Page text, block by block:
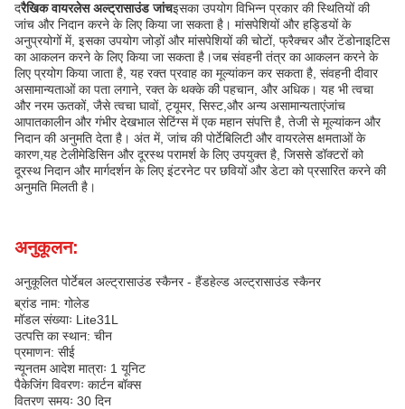
दरैखिक वायरलेस अल्ट्रासाउंड जांचइसका उपयोग विभिन्न प्रकार की स्थितियों की
जांच और निदान करने के लिए किया जा सकता है। मांसपेशियों और हड्डियों के
अनुप्रयोगों में, इसका उपयोग जोड़ों और मांसपेशियों की चोटों, फ्रैक्चर और टेंडोनाइटिस
का आकलन करने के लिए किया जा सकता है।जब संवहनी तंत्र का आकलन करने के
लिए प्रयोग किया जाता है, यह रक्त प्रवाह का मूल्यांकन कर सकता है, संवहनी दीवार
असामान्यताओं का पता लगाने, रक्त के थक्के की पहचान, और अधिक। यह भी त्वचा
और नरम ऊतकों, जैसे त्वचा घावों, ट्यूमर, सिस्ट,और अन्य असामान्यताएंजांच
आपातकालीन और गंभीर देखभाल सेटिंग्स में एक महान संपत्ति है, तेजी से मूल्यांकन और
निदान की अनुमति देता है। अंत में, जांच की पोर्टेबिलिटी और वायरलेस क्षमताओं के
कारण,यह टेलीमेडिसिन और दूरस्थ परामर्श के लिए उपयुक्त है, जिससे डॉक्टरों को
दूरस्थ निदान और मार्गदर्शन के लिए इंटरनेट पर छवियों और डेटा को प्रसारित करने की
अनुमति मिलती है।
अनुकूलन:
अनुकूलित पोर्टेबल अल्ट्रासाउंड स्कैनर - हैंडहेल्ड अल्ट्रासाउंड स्कैनर
ब्रांड नाम: गोलेड
मॉडल संख्याः Lite31L
उत्पत्ति का स्थान: चीन
प्रमाणन: सीई
न्यूनतम आदेश मात्राः 1 यूनिट
पैकेजिंग विवरणः कार्टन बॉक्स
वितरण समयः 30 दिन